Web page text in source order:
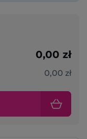
0,00 zł
0,00 zł